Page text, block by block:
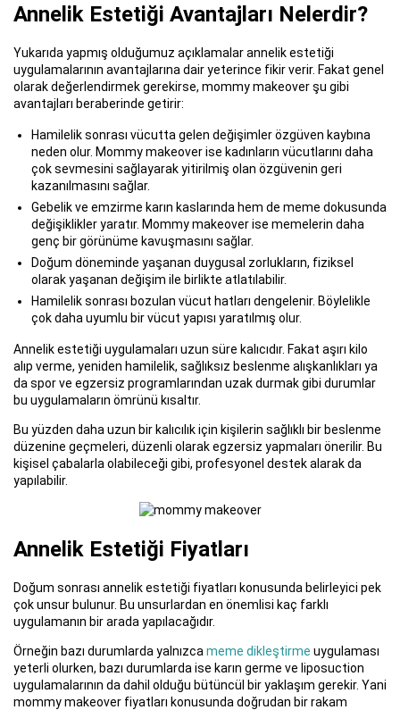
Annelik Estetiği Avantajları Nelerdir?
Yukarıda yapmış olduğumuz açıklamalar annelik estetiği
uygulamalarının avantajlarına dair yeterince fikir verir. Fakat genel
olarak değerlendirmek gerekirse, mommy makeover şu gibi
avantajları beraberinde getirir:
Hamilelik sonrası vücutta gelen değişimler özgüven kaybına
neden olur. Mommy makeover ise kadınların vücutlarını daha
çok sevmesini sağlayarak yitirilmiş olan özgüvenin geri
kazanılmasını sağlar.
Gebelik ve emzirme karın kaslarında hem de meme dokusunda
değişiklikler yaratır. Mommy makeover ise memelerin daha
genç bir görünüme kavuşmasını sağlar.
Doğum döneminde yaşanan duygusal zorlukların, fiziksel
olarak yaşanan değişim ile birlikte atlatılabilir.
Hamilelik sonrası bozulan vücut hatları dengelenir. Böylelikle
çok daha uyumlu bir vücut yapısı yaratılmış olur.
Annelik estetiği uygulamaları uzun süre kalıcıdır. Fakat aşırı kilo
alıp verme, yeniden hamilelik, sağlıksız beslenme alışkanlıkları ya
da spor ve egzersiz programlarından uzak durmak gibi durumlar
bu uygulamaların ömrünü kısaltır.
Bu yüzden daha uzun bir kalıcılık için kişilerin sağlıklı bir beslenme
düzenine geçmeleri, düzenli olarak egzersiz yapmaları önerilir. Bu
kişisel çabalarla olabileceği gibi, profesyonel destek alarak da
yapılabilir.
Annelik Estetiği Fiyatları
Doğum sonrası annelik estetiği fiyatları konusunda belirleyici pek
çok unsur bulunur. Bu unsurlardan en önemlisi kaç farklı
uygulamanın bir arada yapılacağıdır.
Örneğin bazı durumlarda yalnızca meme dikleştirme uygulaması
yeterli olurken, bazı durumlarda ise karın germe ve liposuction
uygulamalarının da dahil olduğu bütüncül bir yaklaşım gerekir. Yani
mommy makeover fiyatları konusunda doğrudan bir rakam